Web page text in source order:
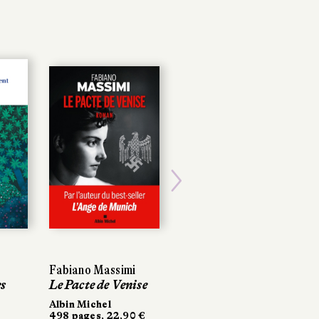
Fabiano Massimi
Le Pacte de Venise
Albin Michel
498 pages, 22,90 €
Fabiano Massimi
Le Pacte de Venise
Albin Michel
498 pages, 22,90 €